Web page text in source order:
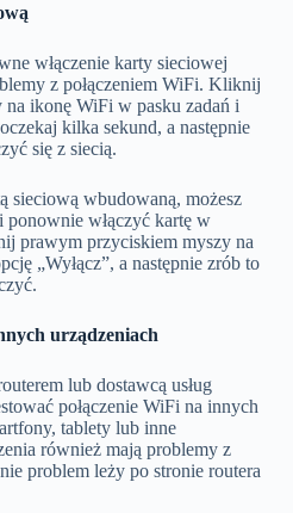
włączenie karty sieciowej
z połączeniem WiFi. Kliknij
ikonę WiFi w pasku zadań i
kilka sekund, a następnie
się z siecią.
sieciową wbudowaną, możesz
ponownie włączyć kartę w
prawym przyciskiem myszy na
„Wyłącz”, a następnie zrób to
urządzeniach
lub dostawcą usług
połączenie WiFi na innych
tablety lub inne
również mają problemy z
problem leży po stronie routera